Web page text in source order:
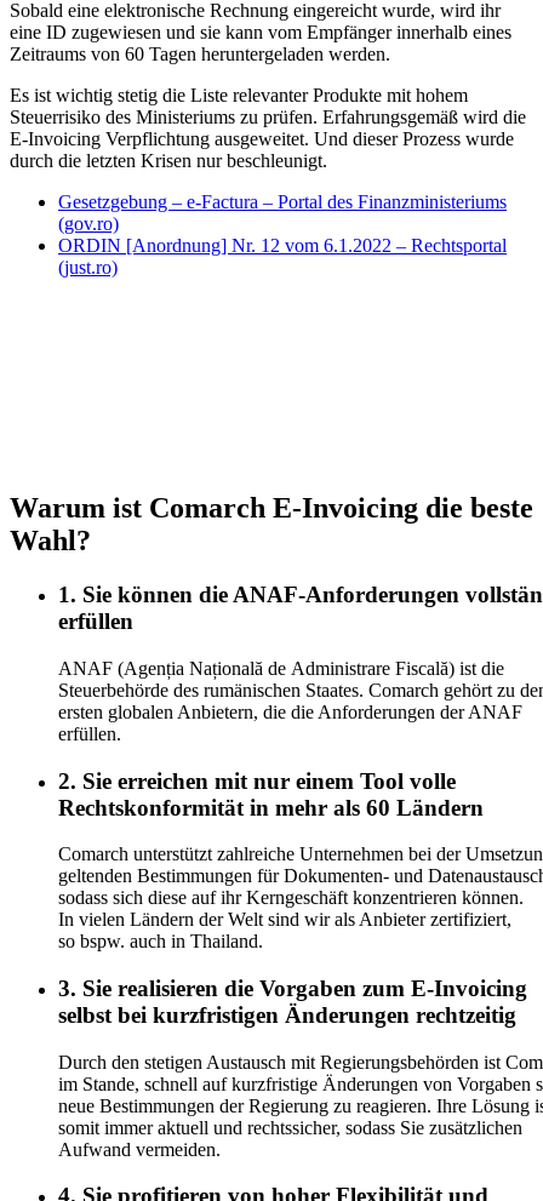
Sobald eine elektronische Rechnung eingereicht wurde, wird ihr
eine ID zugewiesen und sie kann vom Empfänger innerhalb eines
Zeitraums von 60 Tagen heruntergeladen werden.
Es ist wichtig stetig die Liste relevanter Produkte mit hohem
Steuerrisiko des Ministeriums zu prüfen. Erfahrungsgemäß wird die
E-Invoicing Verpflichtung ausgeweitet. Und dieser Prozess wurde
durch die letzten Krisen nur beschleunigt.
Gesetzgebung – e-Factura – Portal des Finanzministeriums
(gov.ro)
ORDIN [Anordnung] Nr. 12 vom 6.1.2022 – Rechtsportal
(just.ro)
Warum ist Comarch E-Invoicing die beste
Wahl?
1. Sie können die ANAF-Anforderungen
erfüllen
ANAF (Agenția Națională de Administrare Fiscală) ist die
Steuerbehörde des rumänischen Staates. Comarch gehört zu
ersten globalen Anbietern, die die Anforderungen der ANAF
erfüllen.
2. Sie erreichen mit nur einem Tool volle
Rechtskonformität in mehr als 60 Ländern
Comarch unterstützt zahlreiche Unternehmen bei der
geltenden Bestimmungen für Dokumenten- und
sodass sich diese auf ihr Kerngeschäft konzentrieren können.
In vielen Ländern der Welt sind wir als Anbieter zertifiziert,
so bspw. auch in Thailand.
3. Sie realisieren die Vorgaben zum E-Invoicing
selbst bei kurzfristigen Änderungen rechtzeitig
Durch den stetigen Austausch mit Regierungsbehörden ist
im Stande, schnell auf kurzfristige Änderungen von Vorgaben
neue Bestimmungen der Regierung zu reagieren. Ihre Lösung
somit immer aktuell und rechtssicher, sodass Sie zusätzlichen
Aufwand vermeiden.